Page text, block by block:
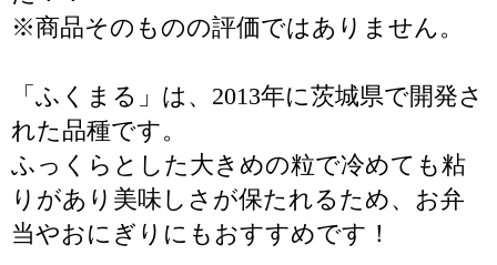
※商品そのものの評価ではありません。
「ふくまる」は、2013年に茨城県で開発さ
れた品種です。
ふっくらとした大きめの粒で冷めても粘
りがあり美味しさが保たれるため、お弁
当やおにぎりにもおすすめです！